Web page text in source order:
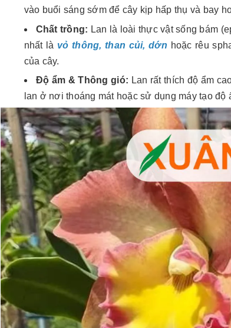
vào buổi sáng sớm để cây kịp hấp thụ và bay
Chất trồng: Lan là loài thực vật sống bám
nhất là vỏ thông, than củi, dớn hoặc rêu
của cây.
Độ ẩm & Thông gió: Lan rất thích độ ẩm
lan ở nơi thoáng mát hoặc sử dụng máy tạo độ